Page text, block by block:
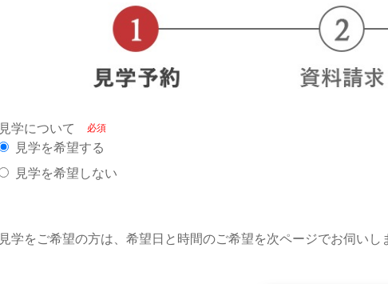
見学について
見学を希望する
見学を希望しない
見学をご希望の方は、希望日と時間のご希望を次ページでお伺いし